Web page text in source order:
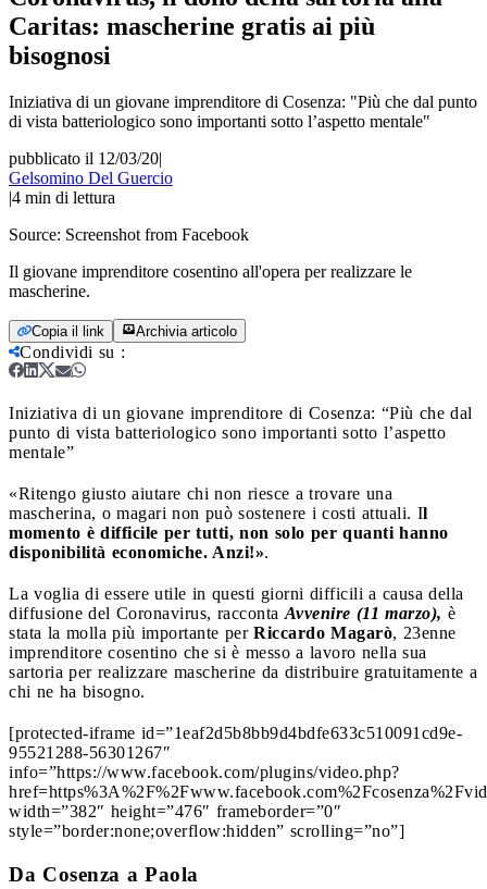
Caritas: mascherine gratis ai più
bisognosi
Iniziativa di un giovane imprenditore di Cosenza: "Più che dal punto
di vista batteriologico sono importanti sotto l’aspetto mentale"
pubblicato il 12/03/20|
Gelsomino Del Guercio
|4 min di lettura
Source: Screenshot from Facebook
Il giovane imprenditore cosentino all'opera per realizzare le
mascherine.
Copia il link Archivia articolo
Condividi su :
Iniziativa di un giovane imprenditore di Cosenza: “Più che dal
punto di vista batteriologico sono importanti sotto l’aspetto
mentale”
«Ritengo giusto aiutare chi non riesce a trovare una
mascherina, o magari non può sostenere i costi attuali. Il
momento è difficile per tutti, non solo per quanti hanno
disponibilità economiche. Anzi!».
La voglia di essere utile in questi giorni difficili a causa della
diffusione del Coronavirus, racconta Avvenire (11 marzo), è
stata la molla più importante per Riccardo Magarò, 23enne
imprenditore cosentino che si è messo a lavoro nella sua
sartoria per realizzare mascherine da distribuire gratuitamente a
chi ne ha bisogno.
[protected-iframe id=”1eaf2d5b8bb9d4bdfe633c510091cd9e-
95521288-56301267″
info=”https://www.facebook.com/plugins/video.php?
width=”382″ height=”476″ frameborder=”0″
style=”border:none;overflow:hidden” scrolling=”no”]
Da Cosenza a Paola